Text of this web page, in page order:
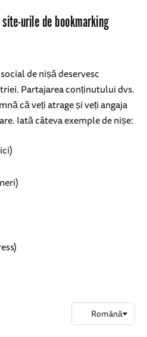
urile de bookmarking
de nișă deservesc
Partajarea conținutului dvs.
că veți atrage și veți angaja
Iată câteva exemple de nișe: